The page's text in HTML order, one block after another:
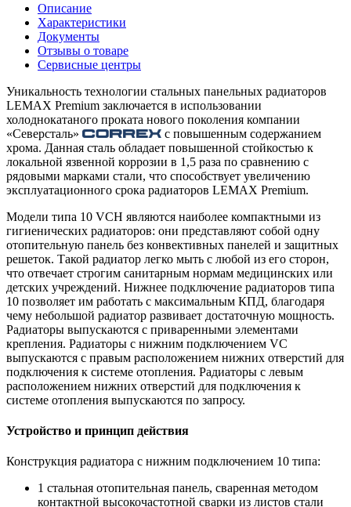
Описание
Характеристики
Документы
Отзывы о товаре
Сервисные центры
Уникальность технологии стальных панельных радиаторов
LEMAX Premium заключается в использовании
холоднокатаного проката нового поколения компании
«Северсталь»
с повышенным содержанием
хрома. Данная сталь обладает повышенной стойкостью к
локальной язвенной коррозии в 1,5 раза по сравнению с
рядовыми марками стали, что способствует увеличению
эксплуатационного срока радиаторов LEMAX Premium.
Модели типа 10 VCH являются наиболее компактными из
гигиенических радиаторов: они представляют собой одну
отопительную панель без конвективных панелей и защитных
решеток. Такой радиатор легко мыть с любой из его сторон,
что отвечает строгим санитарным нормам медицинских или
детских учреждений. Нижнее подключение радиаторов типа
10 позволяет им работать с максимальным КПД, благодаря
чему небольшой радиатор развивает достаточную мощность.
Радиаторы выпускаются с приваренными элементами
крепления. Радиаторы с нижним подключением VC
выпускаются с правым расположением нижних отверстий для
подключения к системе отопления. Радиаторы с левым
расположением нижних отверстий для подключения к
системе отопления выпускаются по запросу.
Устройство и принцип действия
Конструкция радиатора с нижним подключением 10 типа:
1 стальная отопительная панель, сваренная методом
контактной высокочастотной сварки из листов стали